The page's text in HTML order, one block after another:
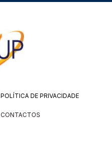
POLÍTICA DE PRIVACIDADE
CONTACTOS